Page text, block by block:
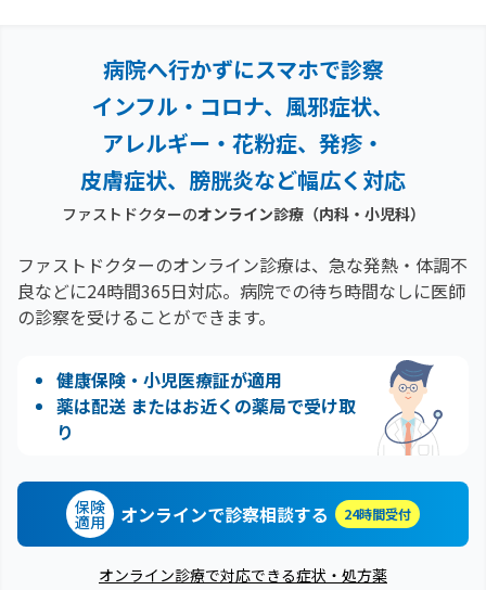
病院へ行かずにスマホで診察
インフル・コロナ、風邪症状、
アレルギー・花粉症、 発疹・
皮膚症状、膀胱炎など幅広く対応
ファストドクターのオンライン診療（内科・小児科）
ファストドクターのオンライン診療は、急な発熱・体調不
良などに24時間365日対応。 病院での待ち時間なしに医師
の診察を受けることができます。
健康保険・小児医療証が適用
薬は配送 またはお近くの薬局で受け取
り
保険
適用 オンラインで診察相談する 24時間受付
オンライン診療で対応できる症状・処方薬